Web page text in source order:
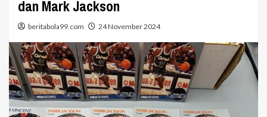
dan Mark Jackson
beritabola99.com 24 November 2024